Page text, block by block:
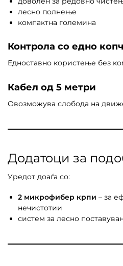
лесно полнење
компактна големина
Контрола со едно
Едноставно користење без
Кабел од 5 метри
Овозможува слобода на
Додатоци за
Уредот доаѓа со:
2 микрофибер крпи – за
нечистотии
систем за лесно